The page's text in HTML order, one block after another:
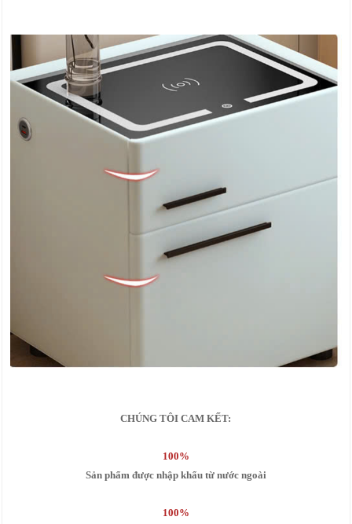
CHÚNG TÔI CAM KẾT:
100%
Sản phẩm được nhập khẩu từ nước ngoài
100%